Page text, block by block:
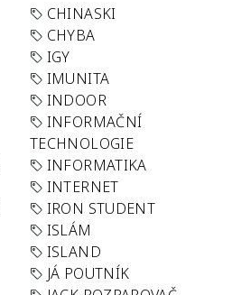
CHINASKI
CHYBA
IGY
IMUNITA
INDOOR
INFORMAČNÍ
TECHNOLOGIE
INFORMATIKA
INTERNET
IRON STUDENT
ISLÁM
ISLAND
JÁ POUTNÍK